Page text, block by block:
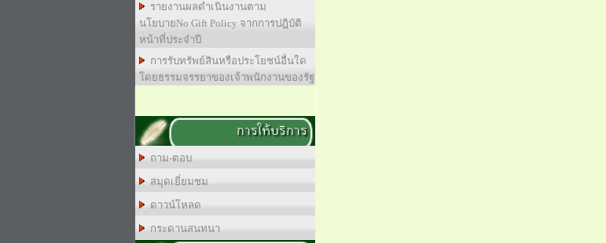
รายงานผลดำเนินงานตาม
นโยบายNo Gift Policy จากการปฎิบัติ
หน้าที่ประจำปี
การรับทรัพย์สินหรือประโยชน์อื่นใด
โดยธรรมจรรยาของเจ้าพนักงานของรัฐ
การให้บริการ
ถาม-ตอบ
สมุดเยี่ยมชม
ดาวน์โหลด
กระดานสนทนา